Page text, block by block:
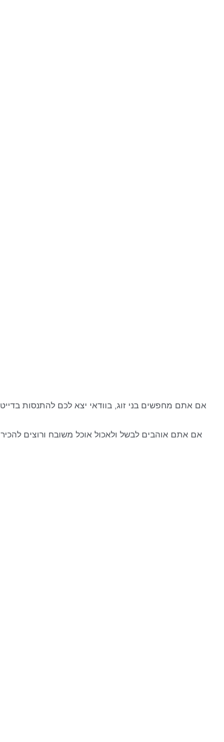
אם אתם מחפשים בני זוג, בוודאי יצא לכם להתנסות
אם אתם אוהבים לבשל ולאכול אוכל משובח ורוצים